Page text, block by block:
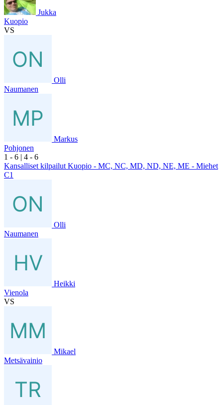
Jukka
Kuopio
VS
Olli
Naumanen
Markus
Pohjonen
1 - 6 | 4 - 6
Kansalliset kilpailut Kuopio - MC, NC, MD, ND, NE, ME - Miehet
C1
Olli
Naumanen
Heikki
Vienola
VS
Mikael
Metsävainio